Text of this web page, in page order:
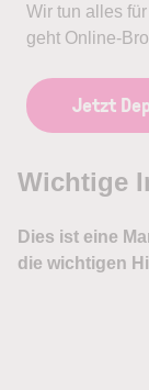
Wir tun alles
geht Online-
Jetzt